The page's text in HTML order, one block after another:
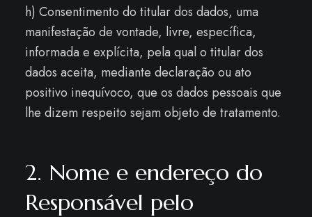
h) Consentimento do titular dos dados, uma
manifestação de vontade, livre, específica,
informada e explícita, pela qual o titular dos
dados aceita, mediante declaração ou ato
positivo inequívoco, que os dados pessoais que
lhe dizem respeito sejam objeto de tratamento.
2. Nome e endereço do
Responsável pelo